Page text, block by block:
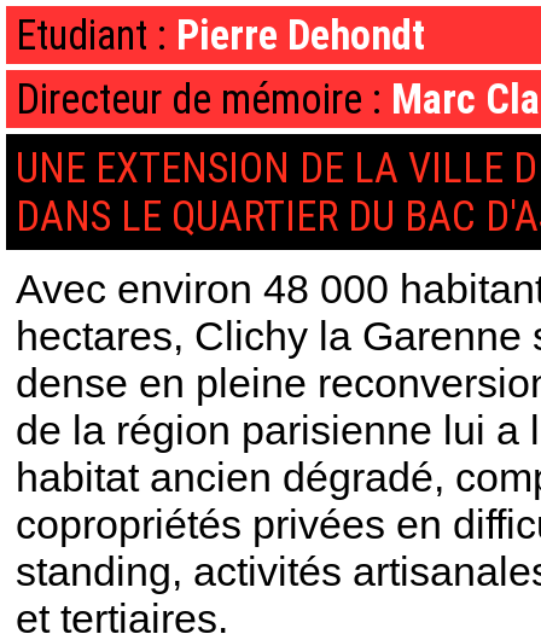
Etudiant : Pierre Dehondt
Directeur de mémoire : Marc
UNE EXTENSION DE LA VILLE
DANS LE QUARTIER DU BAC
Avec environ 48 000
hectares, Clichy la
dense en pleine
de la région parisienne lui a
habitat ancien dégradé,
copropriétés privées en
standing, activités
et tertiaires.